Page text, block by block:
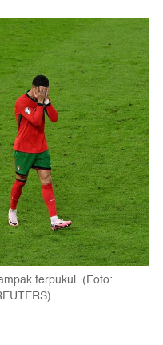
terpukul. (Foto: